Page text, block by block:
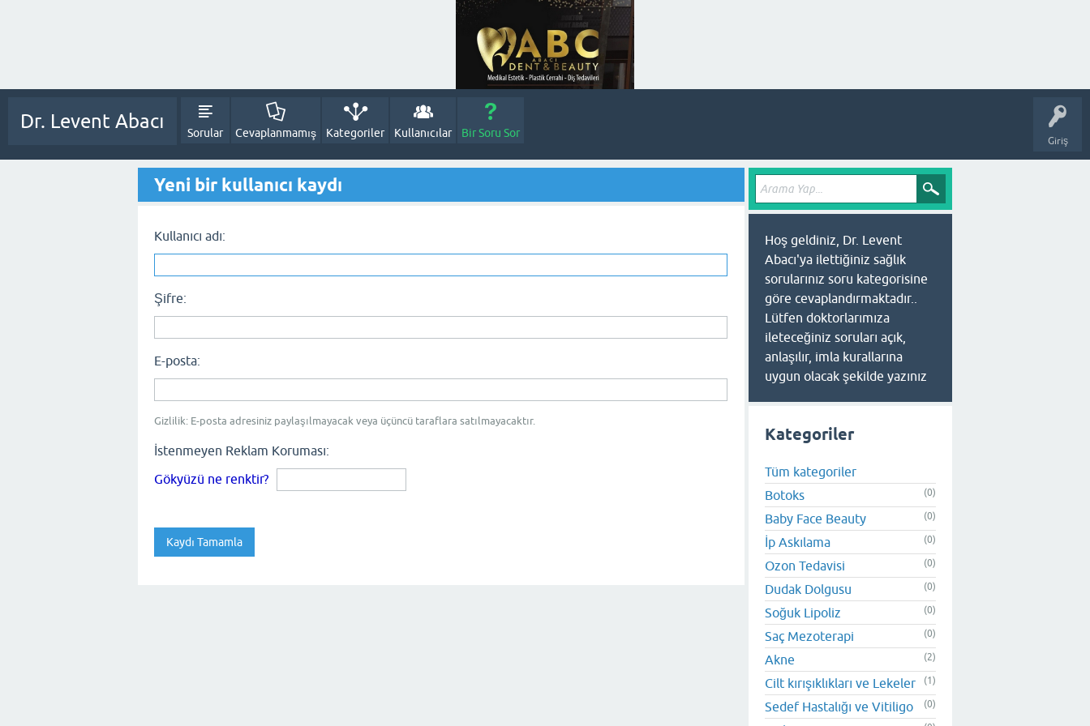
Giriş
Dr. Levent Abacı
Sorular Cevaplanmamış Kategoriler Kullanıcılar Bir Soru Sor
Yeni bir kullanıcı kaydı
Kullanıcı adı:
Şifre:
E-posta:
Gizlilik: E-posta adresiniz paylaşılmayacak veya üçüncü taraflara satılmayacaktır.
İstenmeyen Reklam Koruması:
Gökyüzü ne renktir?
Hoş geldiniz, Dr. Levent
Abacı'ya ilettiğiniz sağlık
sorularınız soru kategorisine
göre cevaplandırmaktadır..
Lütfen doktorlarımıza
ileteceğiniz soruları açık,
anlaşılır, imla kurallarına
uygun olacak şekilde yazınız
Kategoriler
Tüm kategoriler
Botoks
(0)
Baby Face Beauty (0)
İp Askılama (0)
Ozon Tedavisi (0)
Dudak Dolgusu (0)
Soğuk Lipoliz (0)
Saç Mezoterapi (0)
Akne (2)
Cilt kırışıklıkları ve Lekeler (1)
Sedef Hastalığı ve Vitiligo (0)